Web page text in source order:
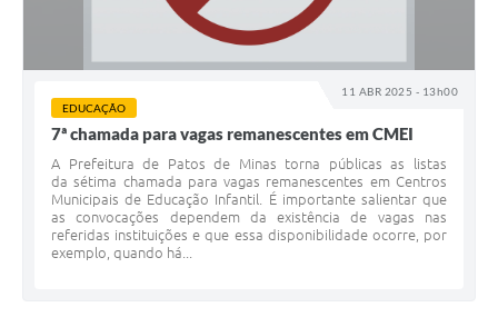
11 ABR 2025 - 13h00
EDUCAÇÃO
7ª chamada para vagas remanescentes em CMEI
A Prefeitura de Patos de Minas torna públicas as listas
da sétima chamada para vagas remanescentes em Centros
Municipais de Educação Infantil. É importante salientar que
as convocações dependem da existência de vagas nas
referidas instituições e que essa disponibilidade ocorre, por
exemplo, quando há...